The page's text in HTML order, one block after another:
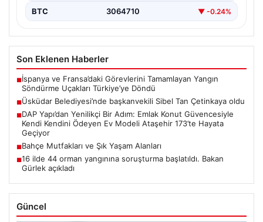
BTC 3064710 ▼ -0.24%
Son Eklenen Haberler
■İspanya ve Fransa’daki Görevlerini Tamamlayan Yangın
Söndürme Uçakları Türkiye’ye Döndü
■Üsküdar Belediyesi’nde başkanvekili Sibel Tan Çetinkaya oldu
■DAP Yapı’dan Yenilikçi Bir Adım: Emlak Konut Güvencesiyle
Kendi Kendini Ödeyen Ev Modeli Ataşehir 173’te Hayata
Geçiyor
■Bahçe Mutfakları ve Şık Yaşam Alanları
■16 ilde 44 orman yangınına soruşturma başlatıldı. Bakan
Gürlek açıkladı
Güncel